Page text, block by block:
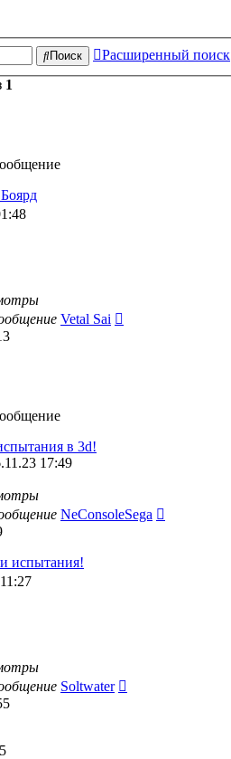
Поиск
Расширенный поиск
1
Vetal Sai
в 3d!
17:49
NeConsoleSega
испытания!
Soltwater